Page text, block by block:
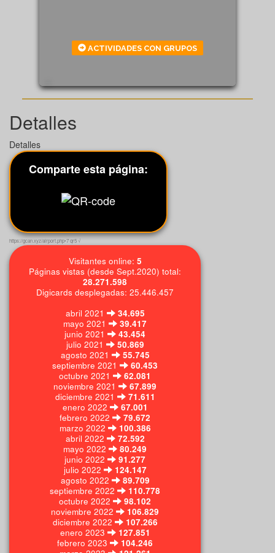
ACTIVIDADES CON GRUPOS
Detalles
Detalles
Comparte esta página:
https://gcan.xyz/airport.php•7 qr5 √
Visitantes online: 5
Páginas vistas (desde Sept.2020) total:
28.271.598
Digicards desplegadas: 25.446.457
abril 2021
34.695
mayo 2021
39.417
junio 2021
43.454
julio 2021
50.869
agosto 2021
55.745
septiembre 2021
60.453
octubre 2021
62.081
noviembre 2021
67.899
diciembre 2021
71.611
enero 2022
67.001
febrero 2022
79.672
marzo 2022
100.386
abril 2022
72.592
mayo 2022
80.249
junio 2022
91.277
julio 2022
124.147
agosto 2022
89.709
septiembre 2022
110.778
octubre 2022
98.102
noviembre 2022
106.829
diciembre 2022
107.266
enero 2023
127.851
febrero 2023
104.246